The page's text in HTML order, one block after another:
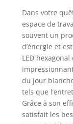
Dans votre
espace de
souvent un
d’énergie et
LED
du jour
tels que
Grâce à son
satisfait les